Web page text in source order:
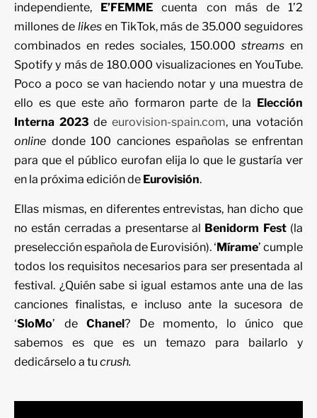
independiente, E’FEMME cuenta con más de 1’2
millones de likesen TikTok, más de 35.000 seguidores
combinados en redes sociales, 150.000streamsen
Spotify y más de 180.000 visualizaciones en YouTube.
Poco a poco se van haciendo notar y una muestra de
ello es que este año formaron parte de la Elección
Interna 2023 de eurovision-spain.com, una votación
online donde 100 canciones españolas se enfrentan
para que el público eurofan elija lo que le gustaría ver
en la próxima edición de Eurovisión.
Ellas mismas, en diferentes entrevistas, han dicho que
no están cerradas a presentarse al Benidorm Fest(la
preselección española de Eurovisión). ‘Mírame’ cumple
todos los requisitos necesarios para ser presentada al
festival. ¿Quién sabe si igual estamos ante una de las
canciones finalistas, e incluso ante la sucesora de
‘SloMo’ deChanel? De momento, lo único que
sabemos es que es un temazo para bailarlo y
dedicárselo a tu crush.